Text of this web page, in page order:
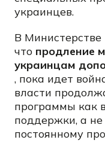
украинцев.
В
что продление
украинцам
, пока идет
власти
программы как
поддержки, а
постоянному